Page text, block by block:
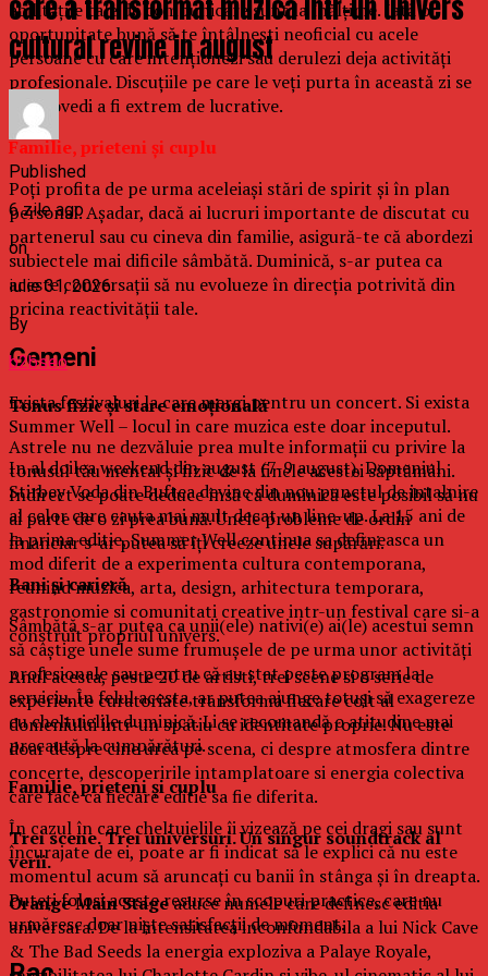
abilităţile tale de compunicare sunt la înălţime. Iată o
oportunitate bună să te întâlneşti neoficial cu acele
persoane cu care intenţionezi sau derulezi deja activităţi
profesionale. Discuţiile pe care le veţi purta în această zi se
pot dovedi a fi extrem de lucrative.
Familie, prieteni şi cuplu
Poţi profita de pe urma aceleiaşi stări de spirit şi în plan
personal. Aşadar, dacă ai lucruri importante de discutat cu
partenerul sau cu cineva din familie, asigură-te că abordezi
subiectele mai dificile sâmbătă. Duminică, s-ar putea ca
aceste conversaţii să nu evolueze în direcţia potrivită din
pricina reactivităţii tale.
Gemeni
Tonus fizic şi stare emoţională
Astrele nu ne dezvăluie prea multe informaţii cu privire la
tonusul tău mental şi fizic de la finele acestei săptămâni.
Indirect se poate deduce însă că duminică este posibil să nu
ai parte de o zi prea bună. Unele probleme de ordin
financiar s-ar putea să îţi creeze unele supărări.
Bani şi carieră
Sâmbătă s-ar putea ca unii(ele) nativi(e) ai(le) acestui semn
să câştige unele sume frumuşele de pe urma unor activităţi
profesionale sau pentru că au stat peste program la
serviciu. În felul acesta, ar putea ajunge totuşi să exagereze
cu cheltuielile duminică. Li se recomandă o atitudine mai
precaută la cumpărături.
Familie, prieteni şi cuplu
În cazul în care cheltuielile îi vizează pe cei dragi sau sunt
încurajate de ei, poate ar fi indicat să le explici că nu este
momentul acum să aruncaţi cu banii în stânga şi în dreapta.
Puteţi folosi aceste resurse în scopuri practice, care nu
urmăresc doar nişte satisfacţii de moment.
care a transformat muzica intr-un univers
cultural revine in august
Published
6 zile ago
on
iulie 31, 2026
By
b2bseo
Exista festivaluri la care mergi pentru un concert. Si exista
Summer Well – locul in care muzica este doar inceputul.
In al doilea weekend din august (7-9 august), Domeniul
Stirbey Voda din Buftea devine din nou punctul de intalnire
al celor care cauta mai mult decat un line-up. La 15 ani de
la prima editie, Summer Well continua sa defineasca un
mod diferit de a experimenta cultura contemporana,
reunind muzica, arta, design, arhitectura temporara,
gastronomie si comunitati creative intr-un festival care si-a
construit propriul univers.
Anul acesta, peste 20 de artisti, trei scene si o serie de
experiente curatoriate transforma fiecare colt al
domeniului intr-un spatiu cu identitate proprie. Nu este
doar despre cine urca pe scena, ci despre atmosfera dintre
concerte, descoperirile intamplatoare si energia colectiva
care face ca fiecare editie sa fie diferita.
Trei scene. Trei universuri. Un singur soundtrack al
verii.
Orange Main Stageaduce numele care definesc editia
aniversara. De la intensitatea inconfundabila a lui Nick Cave
& The Bad Seeds la energia exploziva a Palaye Royale,